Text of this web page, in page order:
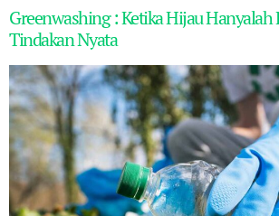
Greenwashing : Ketika Hijau Hanyalah
Tindakan Nyata